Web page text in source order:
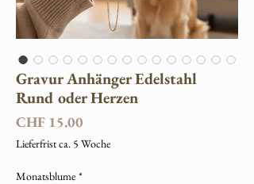
Gravur Anhänger Edelstahl
Rund oder Herzen
CHF 15.00
Lieferfrist ca. 5 Woche
Monatsblume *